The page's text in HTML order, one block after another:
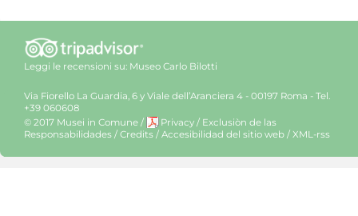
Leggi le recensioni su: Museo Carlo Bilotti
Via Fiorello La Guardia, 6 y Viale dell’Aranciera 4 - 00197 Roma - Tel.
+39 060608
© 2017 Musei in Comune / Privacy / Exclusiòn de las
Responsabilidades / Credits / Accesibilidad del sitio web / XML-rss